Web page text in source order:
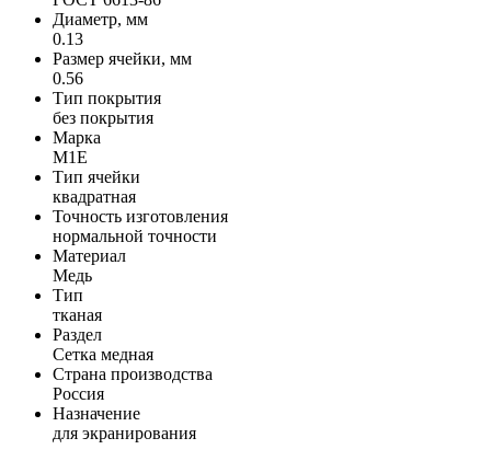
Диаметр, мм
0.13
Размер ячейки, мм
0.56
Тип покрытия
без покрытия
Марка
М1Е
Тип ячейки
квадратная
Точность изготовления
нормальной точности
Материал
Медь
Тип
тканая
Раздел
Сетка медная
Страна производства
Россия
Назначение
для экранирования